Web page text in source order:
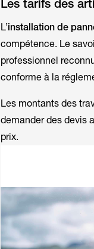
Les tarifs des
L’installation de
compétence. Le
professionnel
conforme à la
Les montants des
demander des devis
prix.